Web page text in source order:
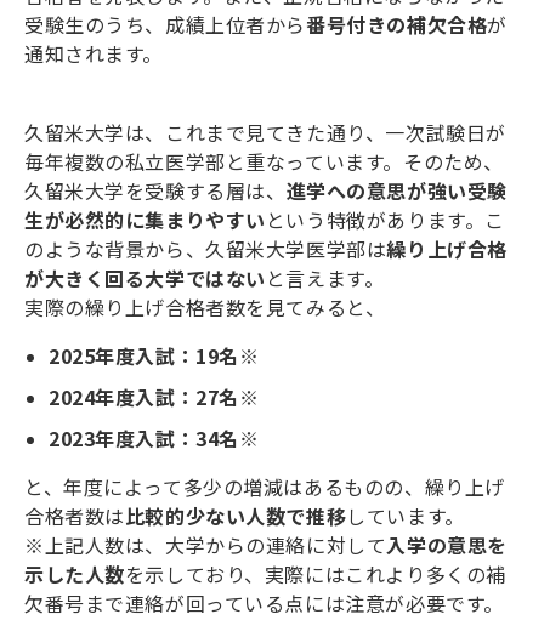
受験生のうち、成績上位者から番号付きの補欠合格が
通知されます。
久留米大学は、これまで見てきた通り、一次試験日が
毎年複数の私立医学部と重なっています。そのため、
久留米大学を受験する層は、 進学への意思が強い受験
生が必然的に集まりやすい という特徴があります。こ
のような背景から、久留米大学医学部は繰り上げ合格
が大きく回る大学ではない と言えます。
実際の繰り上げ合格者数を見てみると、
2025年度入試： 19名 ※
2024年度入試： 27名 ※
2023年度入試：34名 ※
と、年度によって多少の増減はあるものの、繰り上げ
合格者数は比較的少ない人数で推移しています。
※上記人数は、大学からの連絡に対して入学の意思を
示した人数を示しており、実際にはこれより多くの補
欠番号まで連絡が回っている点には注意が必要です。